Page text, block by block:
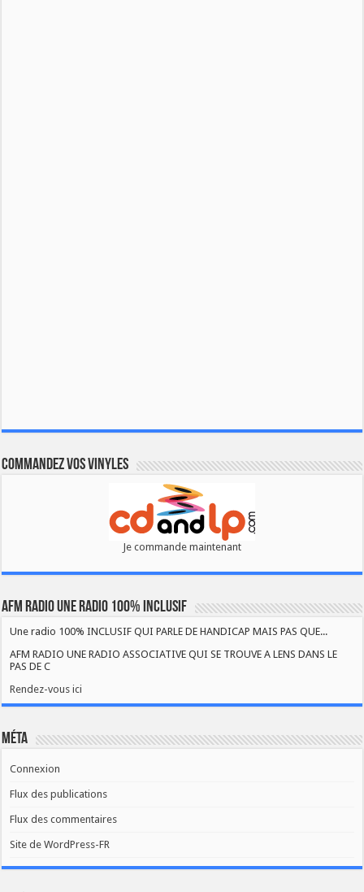
Commandez vos vinyles
Je commande maintenant
AFM RADIO UNE RADIO 100% INCLUSIF
Une radio 100% INCLUSIF QUI PARLE DE HANDICAP MAIS PAS QUE...
AFM RADIO UNE RADIO ASSOCIATIVE QUI SE TROUVE A LENS DANS LE
PAS DE C
Rendez-vous ici
Méta
Connexion
Flux des publications
Flux des commentaires
Site de WordPress-FR